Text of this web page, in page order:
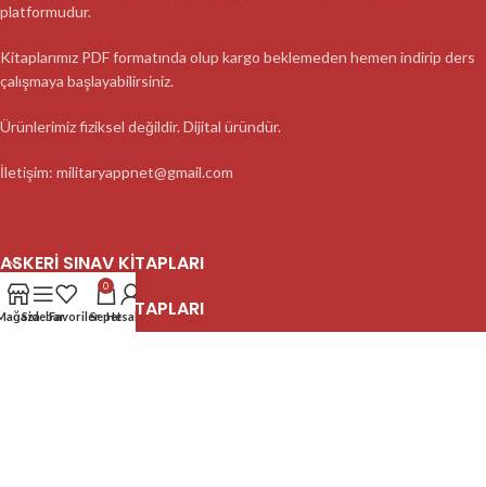
platformudur.
Kitaplarımız PDF formatında olup kargo beklemeden hemen indirip ders
çalışmaya başlayabilirsiniz.
Ürünlerimiz fiziksel değildir. Dijital üründür.
İletişim: militaryappnet@gmail.com
ASKERI SINAV KITAPLARI
ASKERI SINAV KITAPLARI
SidebarFavoriler
0
SepetHesabım